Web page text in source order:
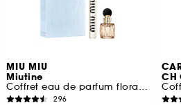
MIU MIU
Miutine
Coffret eau de parfum florale pour femme
296
CH